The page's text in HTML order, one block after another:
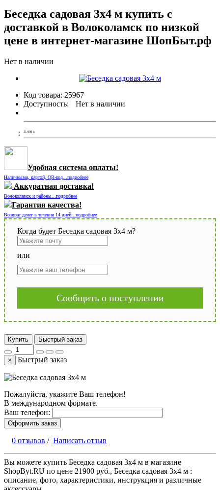
Беседка садовая 3х4 м купить с
доставкой в Волоколамск по низкой
цене в интернет-магазине ШопБыт.рф
Нет в наличии
Код товара: 25967
Доступность:
Нет в наличии
21 900 р.
Удобная система оплаты!
Наличными, картой, QR-код...подробнее
Аккуратная доставка!
Волоколамск и районы...подробнее
Гарантия качества!
Возврат денег в течении 14 дней...подробнее
Когда будет Беседка садовая 3х4 м?
или
Сообщить о поступлении
Купить Быстрый заказ
× Быстрый заказ
Пожалуйста, укажите Ваш телефон!
В международном формате.
Ваш телефон:
Оформить заказ
0 отзывов / Написать отзыв
Вы можете купить Беседка садовая 3х4 м в магазине
ShopByt.RU по цене 21900 руб., Беседка садовая 3х4 м :
описание, фото, характеристики, инструкция и различные